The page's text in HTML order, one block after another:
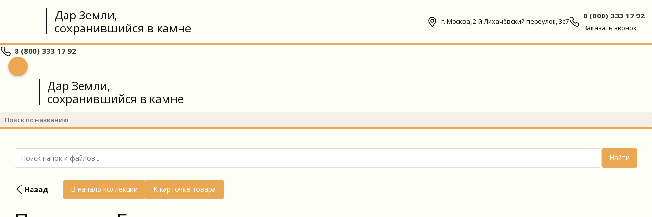
Дар Земли,
сохранившийся в камне
г. Москва, 2-й Лихачёвский переулок, 3с7
8 (800) 333 17 92
Заказать звонок
8 (800) 333 17 92
Дар Земли,
сохранившийся в камне
Найти
Назад В начало коллекции К карточке товара